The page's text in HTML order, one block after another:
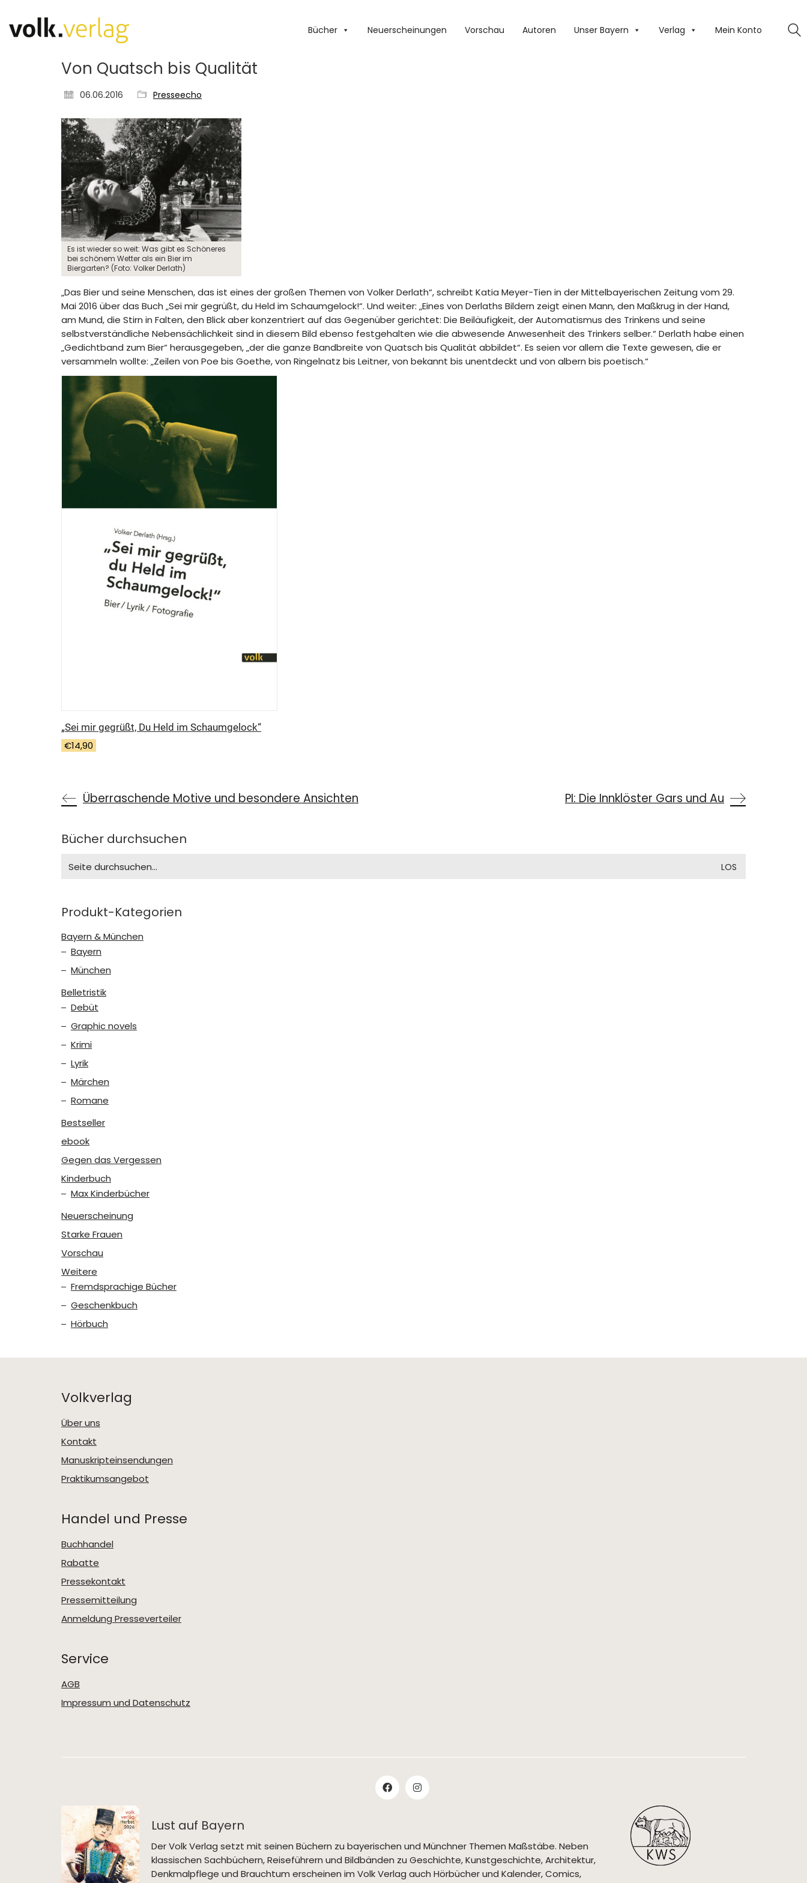
Bücher Neuerscheinungen Vorschau Autoren Unser Bayern Verlag Mein Konto
Von Quatsch bis Qualität
06.06.2016 Presseecho
Es ist wieder so weit: Was gibt es Schöneres
bei schönem Wetter als ein Bier im
Biergarten? (Foto: Volker Derlath)
„Das Bier und seine Menschen, das ist eines der großen Themen von Volker Derlath“, schreibt Katia Meyer-Tien in der Mittelbayerischen Zeitung vom 29.
Mai 2016 über das Buch „Sei mir gegrüßt, du Held im Schaumgelock!“. Und weiter: „Eines von Derlaths Bildern zeigt einen Mann, den Maßkrug in der Hand,
am Mund, die Stirn in Falten, den Blick aber konzentriert auf das Gegenüber gerichtet: Die Beiläufigkeit, der Automatismus des Trinkens und seine
selbstverständliche Nebensächlichkeit sind in diesem Bild ebenso festgehalten wie die abwesende Anwesenheit des Trinkers selber.“ Derlath habe einen
„Gedichtband zum Bier“ herausgegeben, „der die ganze Bandbreite von Quatsch bis Qualität abbildet“. Es seien vor allem die Texte gewesen, die er
versammeln wollte: „Zeilen von Poe bis Goethe, von Ringelnatz bis Leitner, von bekannt bis unentdeckt und von albern bis poetisch.“
„Sei mir gegrüßt, Du Held im Schaumgelock“
€14,90
Überraschende Motive und besondere Ansichten PI: Die Innklöster Gars und Au
Bücher durchsuchen
for:
Produkt-Kategorien
Bayern & München
Bayern
München
Belletristik
Debüt
Graphic novels
Krimi
Lyrik
Märchen
Romane
Bestseller
ebook
Gegen das Vergessen
Kinderbuch
Max Kinderbücher
Neuerscheinung
Starke Frauen
Vorschau
Weitere
Fremdsprachige Bücher
Geschenkbuch
Hörbuch
Volkverlag
Über uns
Kontakt
Manuskripteinsendungen
Praktikumsangebot
Handel und Presse
Buchhandel
Rabatte
Pressekontakt
Pressemitteilung
Anmeldung Presseverteiler
Service
AGB
Impressum und Datenschutz
Lust auf Bayern
Der Volk Verlag setzt mit seinen Büchern zu bayerischen und Münchner Themen Maßstäbe. Neben
klassischen Sachbüchern, Reiseführern und Bildbänden zu Geschichte, Kunstgeschichte, Architektur,
Denkmalpflege und Brauchtum erscheinen im Volk Verlag auch Hörbücher und Kalender, Comics,